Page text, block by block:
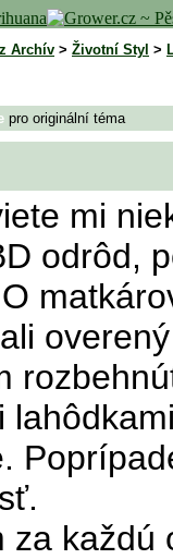
Archív > Životní Styl >
pro originální téma
mi
odrôd,
za každú